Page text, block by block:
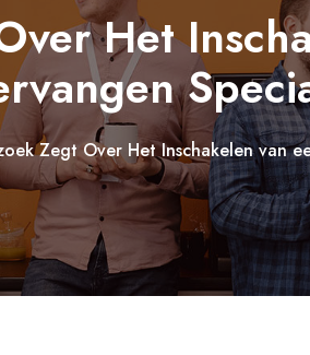
Het
Zegt Over Het Inschakelen van